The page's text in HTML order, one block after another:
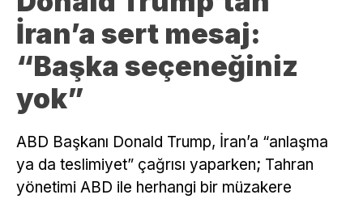
İran’a sert mesaj:
“Başka seçeneğiniz
yok”
ABD Başkanı Donald Trump, İran’a “anlaşma
ya da teslimiyet” çağrısı yaparken; Tahran
yönetimi ABD ile herhangi bir müzakere